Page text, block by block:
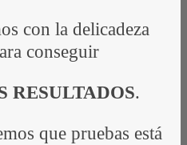
con la delicadeza
conseguir
RESULTADOS.
que pruebas está